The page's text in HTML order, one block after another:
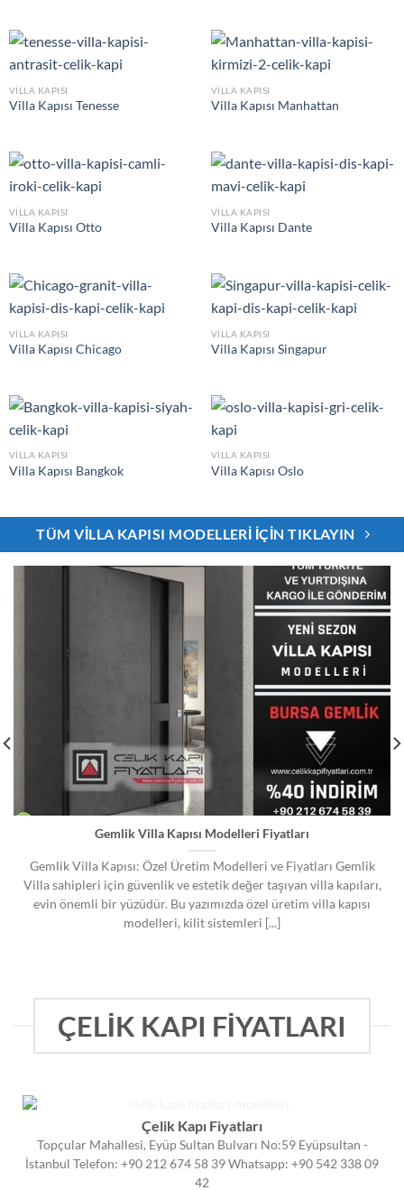
VILLA KAPISI
Villa Kapısı Tenesse
VILLA KAPISI
Villa Kapısı Manhattan
VILLA KAPISI
Villa Kapısı Otto
VILLA KAPISI
Villa Kapısı Dante
VILLA KAPISI
Villa Kapısı Chicago
VILLA KAPISI
Villa Kapısı Singapur
VILLA KAPISI
Villa Kapısı Bangkok
VILLA KAPISI
Villa Kapısı Oslo
TÜM VILLA KAPISI MODELLERI İÇIN TIKLAYIN
Gemlik Villa Kapısı Modelleri Fiyatları
Gemlik Villa Kapısı: Özel Üretim Modelleri ve Fiyatları Gemlik
Villa sahipleri için güvenlik ve estetik değer taşıyan villa kapıları,
evin önemli bir yüzüdür. Bu yazımızda özel üretim villa kapısı
modelleri, kilit sistemleri [...]
ÇELİK KAPI FİYATLARI
Çelik Kapı Fiyatları
Topçular Mahallesi, Eyüp Sultan Bulvarı No:59 Eyüpsultan -
İstanbul Telefon: +90 212 674 58 39 Whatsapp: +90 542 338 09
42